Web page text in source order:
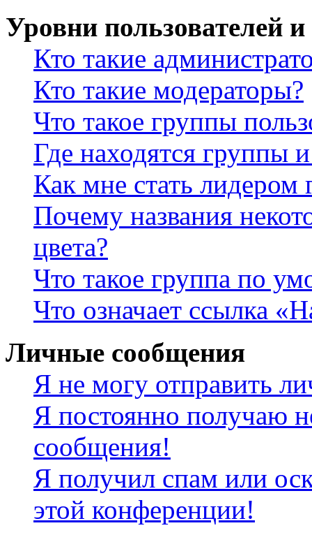
Уровни пользователей
Кто такие
Кто такие модераторы?
Что такое группы
Где находятся группы
Как мне стать лидером
Почему названия
цвета?
Что такое группа по
Что означает ссылка
Личные сообщения
Я не могу отправить
Я постоянно получаю
сообщения!
Я получил спам или
этой конференции!